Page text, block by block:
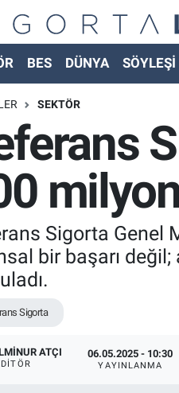
BES DÜNYA SÖYLEŞİ
SEKTÖR
Sigorta Genel
bir başarı
Sigorta
ATÇI 06.05.2025 - 10:30
YAYINLANMA
ve Fikstür